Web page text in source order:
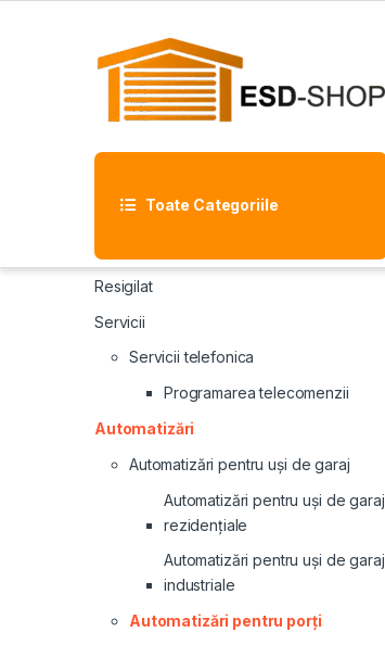
Toate Categoriile
Resigilat
Servicii
Servicii telefonica
Programarea telecomenzii
Automatizări
Automatizări pentru uși de garaj
Automatizări pentru uși de garaj
rezidențiale
Automatizări pentru uși de garaj
industriale
Automatizări pentru porți